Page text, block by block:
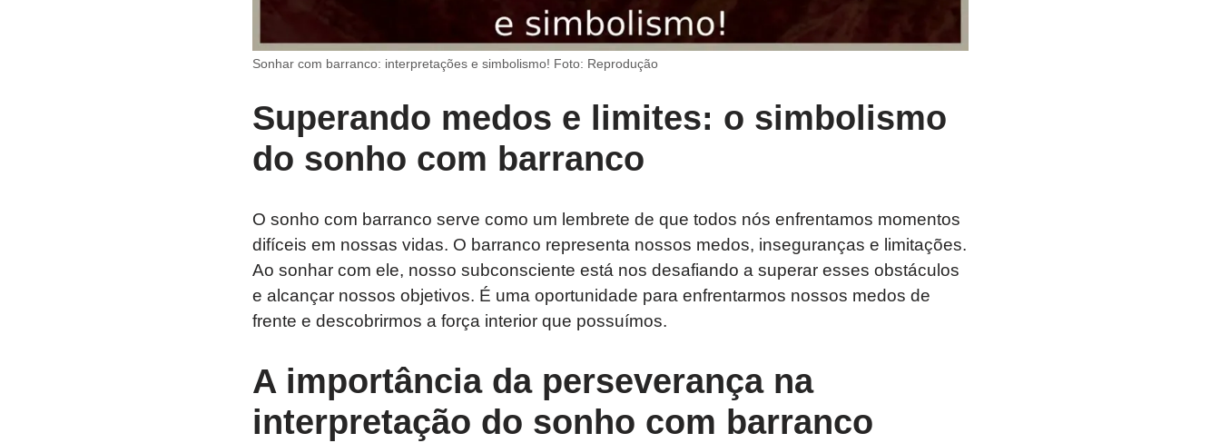
Sonhar com barranco: interpretações e simbolismo! Foto: Reprodução
Superando medos e limites: o simbolismo
do sonho com barranco
O sonho com barranco serve como um lembrete de que todos nós enfrentamos momentos
difíceis em nossas vidas. O barranco representa nossos medos, inseguranças e limitações.
Ao sonhar com ele, nosso subconsciente está nos desafiando a superar esses obstáculos
e alcançar nossos objetivos. É uma oportunidade para enfrentarmos nossos medos de
frente e descobrirmos a força interior que possuímos.
A importância da perseverança na
interpretação do sonho com barranco